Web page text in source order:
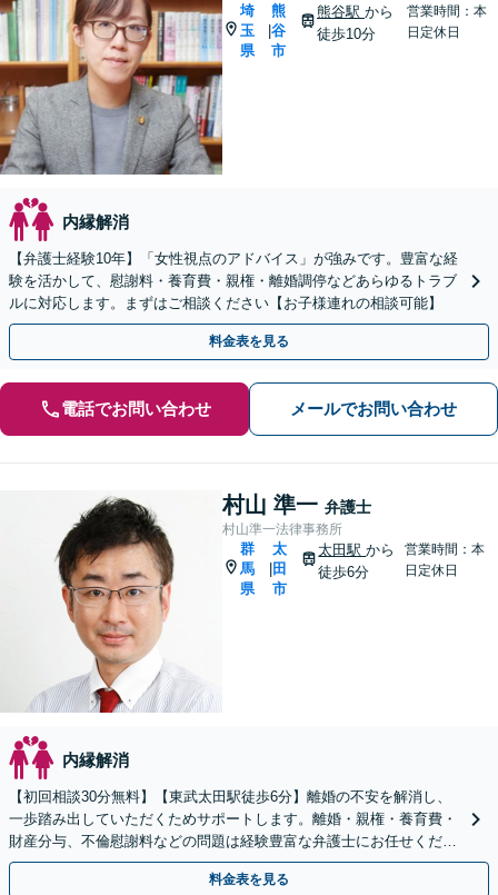
埼
玉
県
熊
谷
市
熊谷駅 から
徒歩10分
営業時間：本
日定休日
内縁解消
【弁護士経験10年】「女性視点のアドバイス」が強みです。豊富な経
験を活かして、慰謝料・養育費・親権・離婚調停などあらゆるトラブ
ルに対応します。まずはご相談ください【お子様連れの相談可能】
料金表を見る
電話でお問い合わせ メールでお問い合わせ
村山 準一 弁護士
村山準一法律事務所
群
馬
県
太
田
市
太田駅から
徒歩6分
営業時間：本
日定休日
内縁解消
【初回相談30分無料】【東武太田駅徒歩6分】離婚の不安を解消し、
一歩踏み出していただくためサポートします。離婚・親権・養育費・
財産分与、不倫慰謝料などの問題は経験豊富な弁護士にお任せくださ
い。熟年離婚も対応。
料金表を見る